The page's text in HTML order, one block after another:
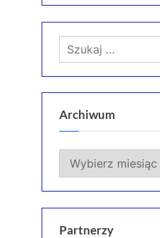
Szukaj:
Archiwum
Archiwum
Partnerzy